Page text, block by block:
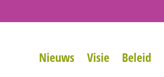
Nieuws Visie Beleid